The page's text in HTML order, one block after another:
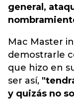
general,
Mac Master
demostrarle
que hizo en
ser así,
y quizás no